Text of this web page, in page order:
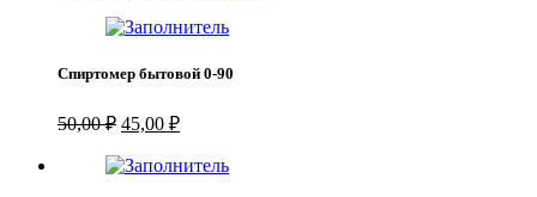
Спиртомер бытовой 0-90
50,00₽ Первоначальная
составляла
45,00 ₽Текущая
45,00 ₽.